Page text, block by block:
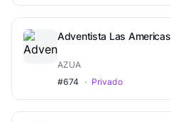
Adventista Las Americas
AZUA
#674 · Privado